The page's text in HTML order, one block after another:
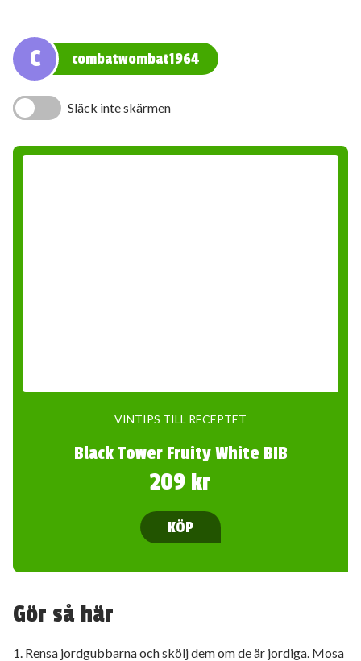
C combatwombat1964
Släck inte skärmen
VINTIPS TILL RECEPTET
Black Tower Fruity White BIB
209 kr
KÖP
Gör så här
1. Rensa jordgubbarna och skölj dem om de är jordiga. Mosa